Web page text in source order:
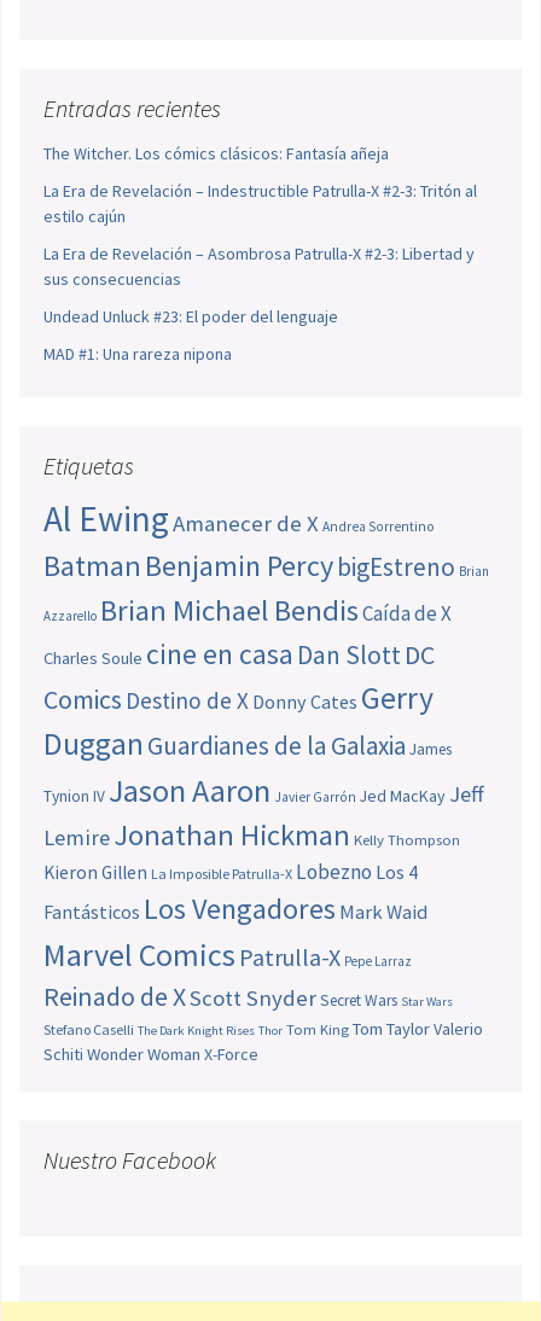
Entradas recientes
The Witcher. Los cómics clásicos: Fantasía añeja
La Era de Revelación – Indestructible Patrulla-X #2-3: Tritón al
estilo cajún
La Era de Revelación – Asombrosa Patrulla-X #2-3: Libertad y
sus consecuencias
Undead Unluck #23: El poder del lenguaje
MAD #1: Una rareza nipona
Etiquetas
Al EwingAmanecer de X Andrea Sorrentino
Batman Benjamin PercybigEstreno Brian
Azzarello Brian Michael BendisCaída de X
Charles Soule cine en casa Dan SlottDC
Comics Destino de X Donny Cates Gerry
Duggan Guardianes de la Galaxia James
Tynion IV Jason Aaron Javier Garrón Jed MacKay Jeff
LemireJonathan Hickman Kelly Thompson
Kieron Gillen La Imposible Patrulla-X Lobezno Los 4
Fantásticos Los Vengadores Mark Waid
Marvel Comics Patrulla-X Pepe Larraz
Reinado de XScott SnyderSecret Wars Star Wars
Stefano Caselli The Dark Knight Rises Thor Tom King Tom TaylorValerio
Schiti Wonder Woman X-Force
Nuestro Facebook